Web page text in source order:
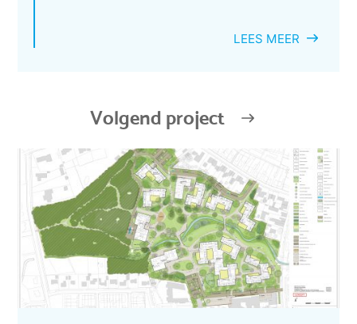
LEES MEER
Volgend project